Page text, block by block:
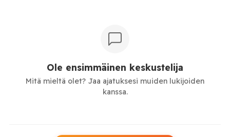
Ole ensimmäinen keskustelija
Mitä mieltä olet? Jaa ajatuksesi muiden lukijoiden
kanssa.